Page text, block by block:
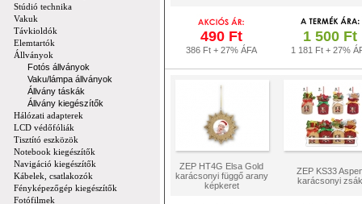
Stúdió technika
Vakuk
Távkioldók
Elemtartók
Állványok
Fotós állványok
Vaku/lámpa állványok
Állvány táskák
Állvány kiegészítők
Hálózati adapterek
LCD védőfóliák
Tisztító eszközök
Notebook kiegészítők
Navigáció kiegészítők
Kábelek, csatlakozók
Fényképezőgép kiegészítők
Fotófilmek
490 Ft
386 Ft + 27% ÁFA
1 500 Ft
1 181 Ft + 27%
ZEP HT4G Elsa Gold
karácsonyi függő arany
képkeret
ZEP KS33
karácsonyi zsák